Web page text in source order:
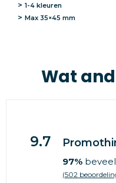
1-4 kleuren
Max 35×45 mm
Wat
9.7
97%
(502